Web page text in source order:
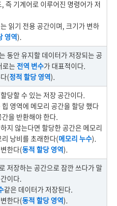
즉 기계어로 이루어진 명령어가 저
읽기 전용 공간이며, 크기가 변하
영역).
동안 유지할 데이터가 저장되는 공
로는 전역 변수가 대표적이다.
(정적 할당 영역).
당할 수 있는 저장 공간이다.
영역에 메모리 공간을 할당 했다
을 반환해야 한다.
지 않는다면 할당한 공간은 메모리
낭비를 초래한다(메모리 누수).
한다(동적 할당 영역).
저장하는 공간으로 잠깐 쓰다가 말
이다.
같은 데이터가 저장된다.
한다(동적 할당 영역).